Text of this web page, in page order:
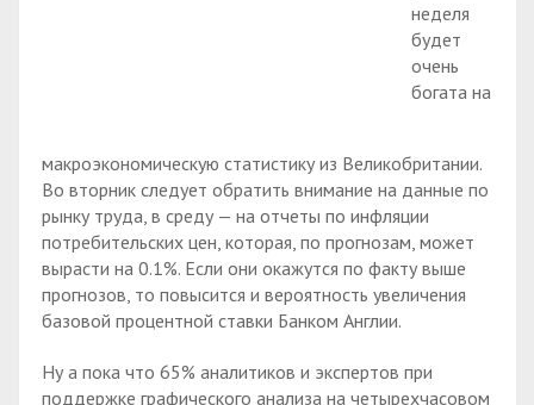
неделя
будет
очень
богата на
макроэкономическую статистику из Великобритании.
Во вторник следует обратить внимание на данные по
рынку труда, в среду — на отчеты по инфляции
потребительских цен, которая, по прогнозам, может
вырасти на 0.1%. Если они окажутся по факту выше
прогнозов, то повысится и вероятность увеличения
базовой процентной ставки Банком Англии.
Ну а пока что 65% аналитиков и экспертов при
поддержке графического анализа на четырехчасовом